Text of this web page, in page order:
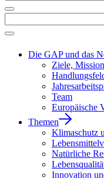
Die GAP und das
Ziele,
Team
Europäische
Themen
Klimaschutz
Natürliche
Innovation